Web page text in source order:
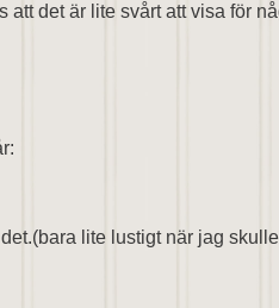
att det är lite svårt att visa för
lite lustigt när jag